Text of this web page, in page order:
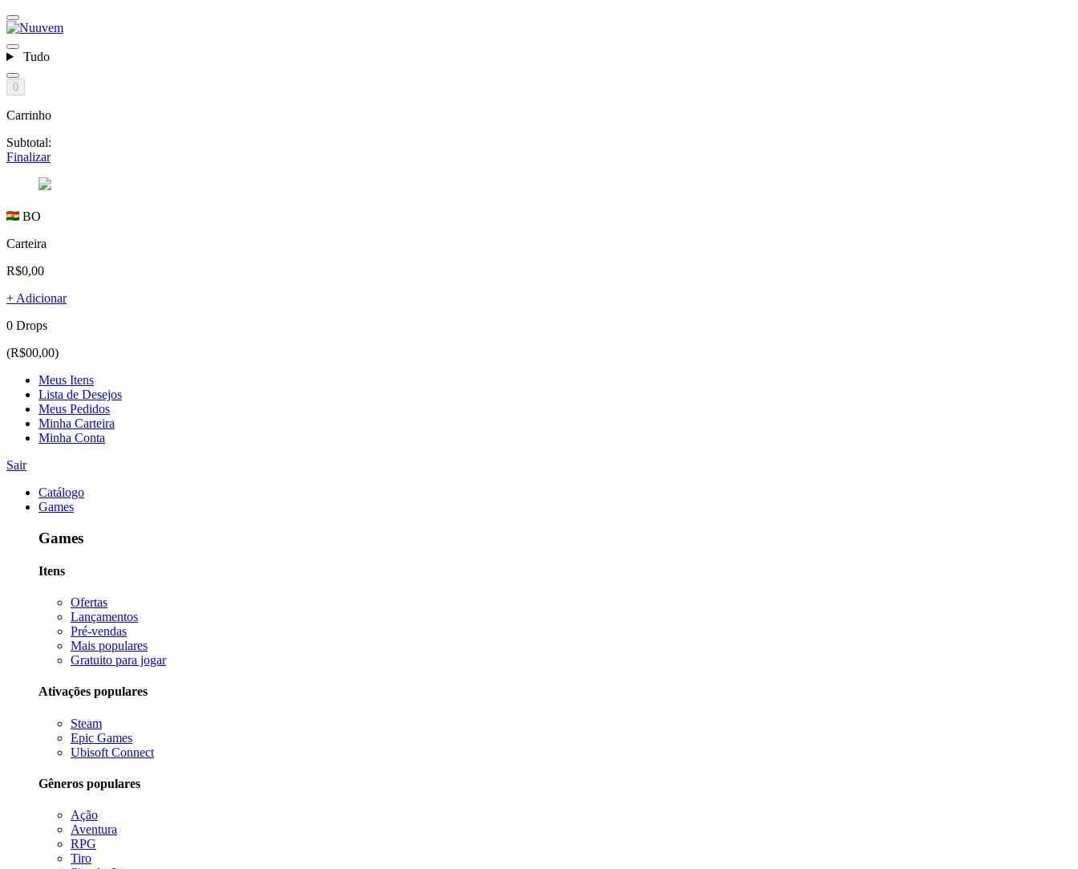
Tudo
0
Carrinho
Subtotal:
Finalizar
BO
Carteira
R$0,00
+ Adicionar
0 Drops
(R$00,00)
Meus Itens
Lista de Desejos
Meus Pedidos
Minha Carteira
Minha Conta
Sair
Catálogo
Games
Games
Itens
Ofertas
Lançamentos
Pré-vendas
Mais populares
Gratuito para jogar
Ativações populares
Steam
Epic Games
Ubisoft Connect
Gêneros populares
Ação
Aventura
RPG
Tiro